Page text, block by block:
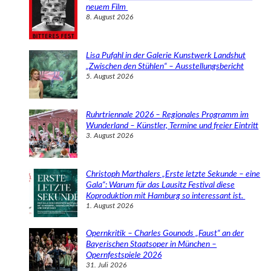
neuem Film
8. August 2026
Lisa Pufahl in der Galerie Kunstwerk Landshut
„Zwischen den Stühlen“ – Ausstellungsbericht
5. August 2026
Ruhrtriennale 2026 – Regionales Programm im
Wunderland – Künstler, Termine und freier Eintritt
3. August 2026
Christoph Marthalers „Erste letzte Sekunde – eine
Gala“: Warum für das Lausitz Festival diese
Koproduktion mit Hamburg so interessant ist.
1. August 2026
Opernkritik – Charles Gounods „Faust“ an der
Bayerischen Staatsoper in München –
Opernfestspiele 2026
31. Juli 2026